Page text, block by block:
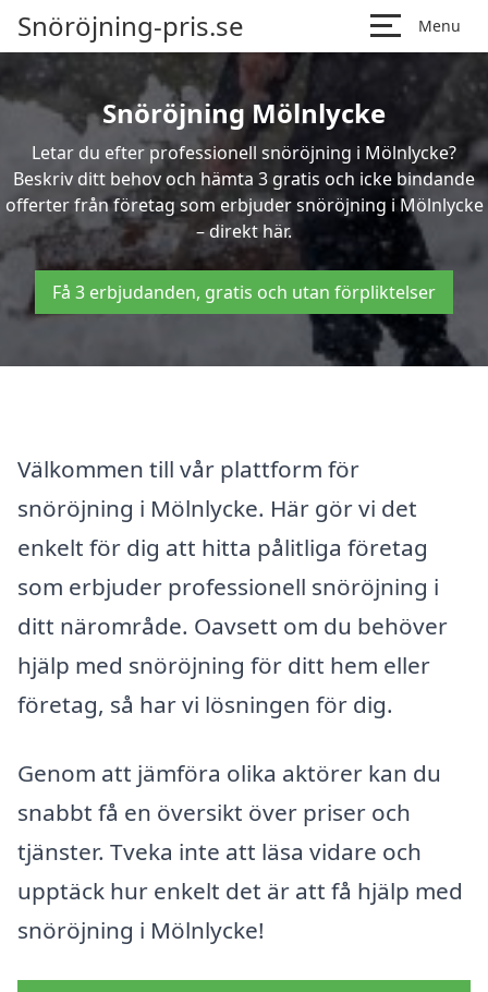
Snöröjning-pris.se Menu
Snöröjning Mölnlycke
Letar du efter professionell snöröjning i Mölnlycke?
Beskriv ditt behov och hämta 3 gratis och icke bindande
offerter från företag som erbjuder snöröjning i Mölnlycke
– direkt här.
Få 3 erbjudanden, gratis och utan förpliktelser
Välkommen till vår plattform för
snöröjning i Mölnlycke. Här gör vi det
enkelt för dig att hitta pålitliga företag
som erbjuder professionell snöröjning i
ditt närområde. Oavsett om du behöver
hjälp med snöröjning för ditt hem eller
företag, så har vi lösningen för dig.
Genom att jämföra olika aktörer kan du
snabbt få en översikt över priser och
tjänster. Tveka inte att läsa vidare och
upptäck hur enkelt det är att få hjälp med
snöröjning i Mölnlycke!